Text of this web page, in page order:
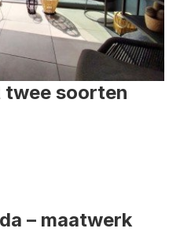
twee soorten
– maatwerk